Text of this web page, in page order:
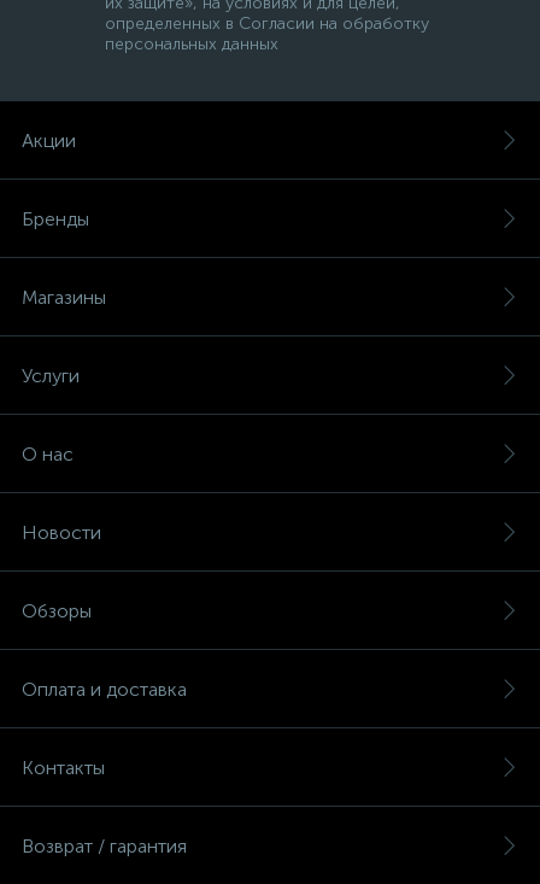
определенных в Согласии на обработку
персональных данных
Акции
Бренды
Магазины
Услуги
О нас
Новости
Обзоры
Оплата и доставка
Контакты
Возврат / гарантия